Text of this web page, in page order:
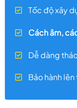
Tốc độ xây
Cách âm,
Dễ dàng
Bảo hành